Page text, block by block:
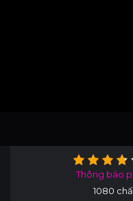
Thông báo
1080